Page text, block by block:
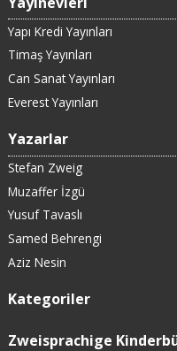
Yapı Kredi Yayınları
Timaş Yayınları
Can Sanat Yayınları
Everest Yayınları
Yazarlar
Stefan Zweig
Muzaffer İzgü
Yusuf Tavaslı
Samed Behrengi
Aziz Nesin
Kategoriler
Zweisprachige